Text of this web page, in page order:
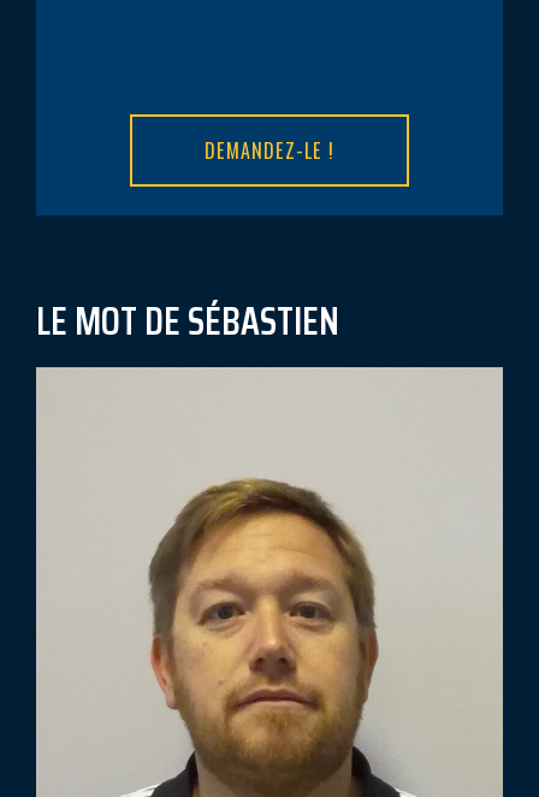
DEMANDEZ-LE !
LE MOT DE SÉBASTIEN